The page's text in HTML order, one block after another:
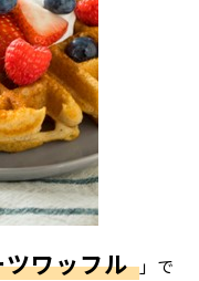
ワッフル
」で